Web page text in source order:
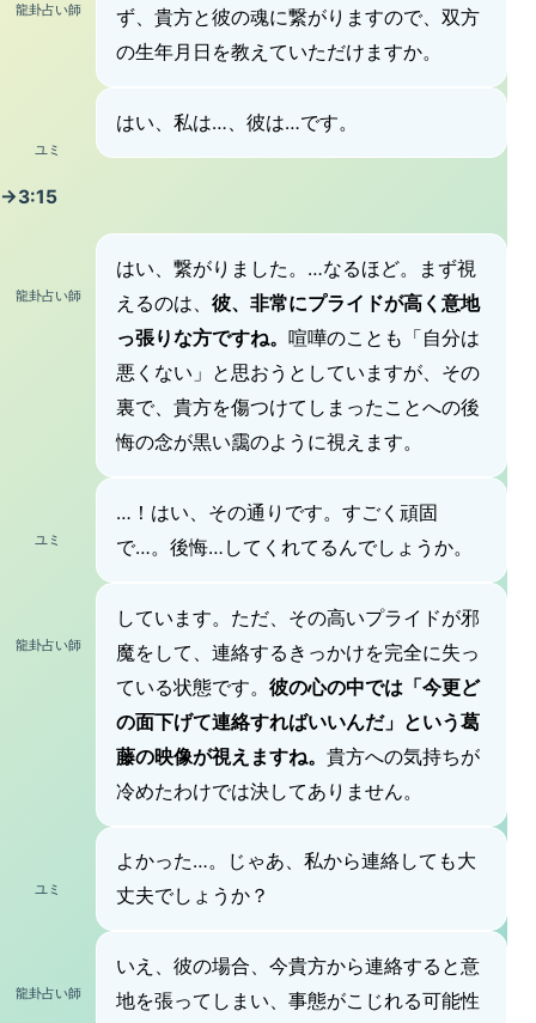
龍卦占い師
ず、貴方と彼の魂に繋がりますので、双方
の生年月日を教えていただけますか。
ユミ
はい、私は…、彼は…です。
→3:15
龍卦占い師
はい、繋がりました。…なるほど。まず視
えるのは、彼、非常にプライドが高く意地
っ張りな方ですね。喧嘩のことも「自分は
悪くない」と思おうとしていますが、その
裏で、貴方を傷つけてしまったことへの後
悔の念が黒い靄のように視えます。
ユミ
…！はい、その通りです。すごく頑固
で…。後悔…してくれてるんでしょうか。
龍卦占い師
しています。ただ、その高いプライドが邪
魔をして、連絡するきっかけを完全に失っ
ている状態です。彼の心の中では「今更ど
の面下げて連絡すればいいんだ」という葛
藤の映像が視えますね。貴方への気持ちが
冷めたわけでは決してありません。
ユミ
よかった…。じゃあ、私から連絡しても大
丈夫でしょうか？
龍卦占い師
いえ、彼の場合、今貴方から連絡すると意
地を張ってしまい、事態がこじれる可能性